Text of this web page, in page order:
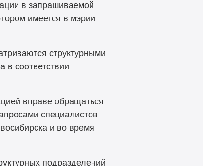
в запрашиваемой
имеется в мэрии
структурными
в соответствии
вправе обращаться
специалистов
и во время
подразделений